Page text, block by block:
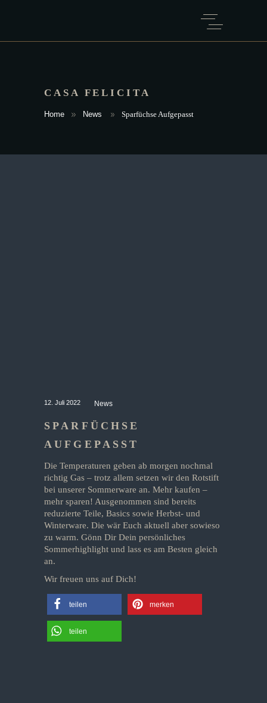
CASA FELICITA
Home News Sparfüchse Aufgepasst
12. Juli 2022 News
SPARFÜCHSE
AUFGEPASST
Die Temperaturen geben ab morgen nochmal
richtig Gas – trotz allem setzen wir den Rotstift
bei unserer Sommerware an. Mehr kaufen –
mehr sparen! Ausgenommen sind bereits
reduzierte Teile, Basics sowie Herbst- und
Winterware. Die wär Euch aktuell aber sowieso
zu warm. Gönn Dir Dein persönliches
Sommerhighlight und lass es am Besten gleich
an.
Wir freuen uns auf Dich!
teilen merken
teilen